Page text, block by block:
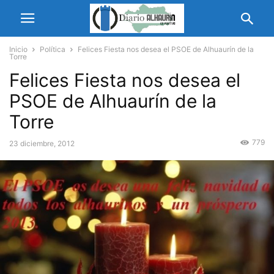
Inicio Política
Felices Fiesta nos desea el PSOE de Alhuaurín de la
Torre
Felices Fiesta nos desea el
PSOE de Alhuaurín de la
Torre
23 diciembre, 2012 779